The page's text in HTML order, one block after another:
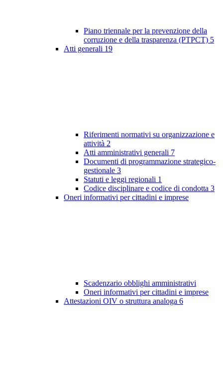
Piano triennale per la prevenzione della
corruzione e della trasparenza (PTPCT) 5
Atti generali 19
Riferimenti normativi su organizzazione e
attività 2
Atti amministrativi generali 7
Documenti di programmazione strategico-
gestionale 3
Statuti e leggi regionali 1
Codice disciplinare e codice di condotta 3
Oneri informativi per cittadini e imprese
Scadenzario obblighi amministrativi
Oneri informativi per cittadini e imprese
Attestazioni OIV o struttura analoga 6